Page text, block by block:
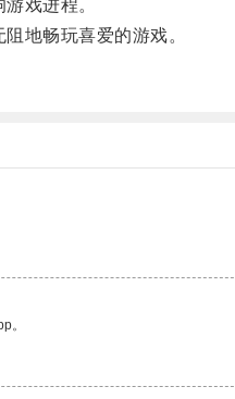
戏进程。
地畅玩喜爱的游戏。
。